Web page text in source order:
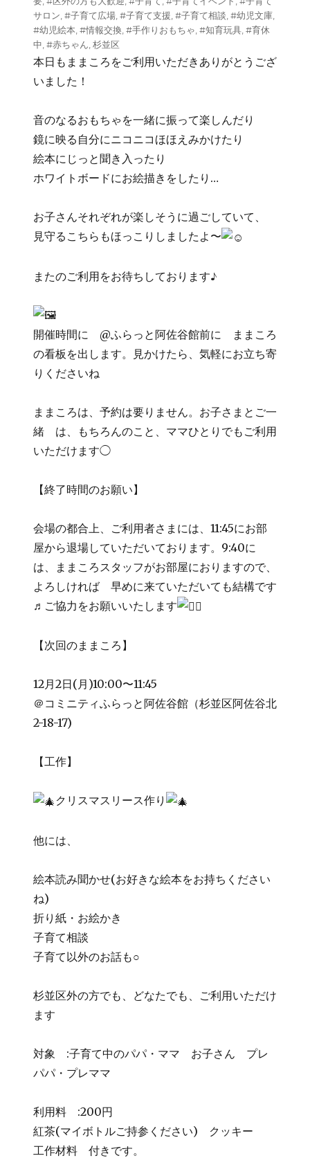
ー
サロン #子育て広場, #子育て支援 #子育て相談 #幼児文庫,
#幼児絵本 #情報交換 #手作りおもちゃ #知育玩具, #育休
中 #赤ちゃん 杉並区
本日もままころをご利用いただきありがとうござ
いました！
音のなるおもちゃを一緒に振って楽しんだり
鏡に映る自分にニコニコほほえみかけたり
絵本にじっと聞き入ったり
ホワイトボードにお絵描きをしたり…
お子さんそれぞれが楽しそうに過ごしていて、
見守るこちらもほっこりしましたよ〜
またのご利用をお待ちしております♪
開催時間に @ふらっと阿佐谷館前に ままころ
の看板を出します。見かけたら、気軽にお立ち寄
りくださいね
ままころは、予約は要りません。お子さまとご一
緒 は、もちろんのこと、ママひとりでもご利用
いただけます◯
【終了時間のお願い】
会場の都合上、ご利用者さまには、11:45にお部
屋から退場していただいております。9:40に
は、ままころスタッフがお部屋におりますので、
よろしければ 早めに来ていただいても結構です
♬ご協力をお願いいたします
‍【次回のままころ】
12月2日(月)10:00〜11:45
＠コミニティふらっと阿佐谷館（杉並区阿佐谷北
2-18-17)
【工作】
クリスマスリース作り
他には、
絵本読み聞かせ(お好きな絵本をお持ちください
ね)
折り紙・お絵かき
子育て相談
子育て以外のお話も○
杉並区外の方でも、どなたでも、ご利用いただけ
ます
対象 :子育て中のパパ・ママ お子さん プレ
パパ・プレママ
利用料 :200円
紅茶(マイボトルご持参ください) クッキー
工作材料 付きです。